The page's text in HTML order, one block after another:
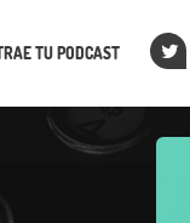
TU PODCAST